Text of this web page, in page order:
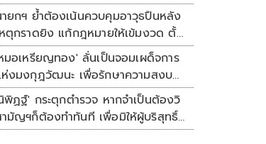
ยกฯ ย้ำต้องเน้นควบคุมอาวุธปืนหลัง
ตุกราดยิง แก้กฎหมายให้เข้มงวด ตั้ง
นตรวจเพิ่ม
มอเหรียญทอง' ลั่นเป็นจอมเผด็จการ
งมงกุฎวัฒนะ เพื่อรักษาความสงบ
อดภัยภายในรพ.
พิฏฐ์' กระตุกตำรวจ หากจำเป็นต้องวิ
มัญฯก็ต้องทำทันที เพื่อมิให้ผู้บริสุทธิ์
ยชีวิตเพิ่ม